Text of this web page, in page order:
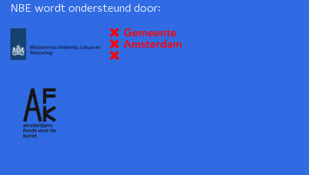
NBE wordt ondersteund door: